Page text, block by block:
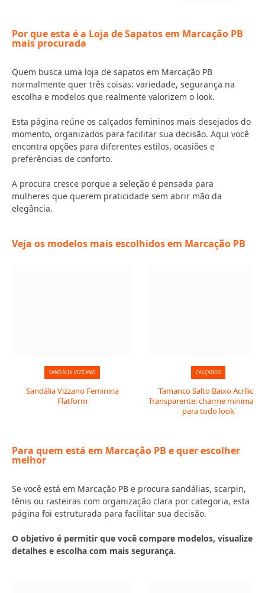
Por que esta é a Loja de Sapatos em Marcação PB
mais procurada
Quem busca uma loja de sapatos em Marcação PB
normalmente quer três coisas: variedade, segurança na
escolha e modelos que realmente valorizem o look.
Esta página reúne os calçados femininos mais desejados do
momento, organizados para facilitar sua decisão. Aqui você
encontra opções para diferentes estilos, ocasiões e
preferências de conforto.
A procura cresce porque a seleção é pensada para
mulheres que querem praticidade sem abrir mão da
elegância.
Veja os modelos mais escolhidos em Marcação PB
SANDÁLIA VIZZANO
Sandália Vizzano Feminina
Flatform
CALÇADOS
Tamanco Salto Baixo Acrílico
Transparente: charme
para todo look
Para quem está em Marcação PB e quer escolher
melhor
Se você está em Marcação PB e procura sandálias, scarpin,
tênis ou rasteiras com organização clara por categoria, esta
página foi estruturada para facilitar sua decisão.
O objetivo é permitir que você compare modelos, visualize
detalhes e escolha com mais segurança.